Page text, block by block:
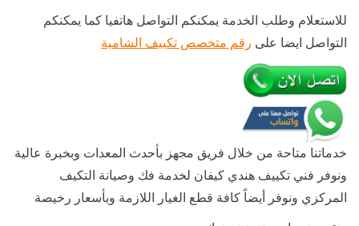
للاستعلام وطلب الخدمة يمكنكم التواصل هاتفيا كما يمكنكم
التواصل ايضا على رقم متخصص تكييف الشامية
خدماتنا متاحة من خلال فريق مجهز بأحدث المعدات وبخبرة عالية
ونوفر فني تكييف هندي كيفان لخدمة فك وصيانة التكيف
المركزي ونوفر أيضاً كافة قطع الغيار اللازمة وبأسعار رخيصة